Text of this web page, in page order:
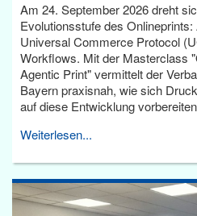
Am 24. September 2026 dreht
Evolutionsstufe des
Universal Commerce Protocol
Workflows. Mit der Masterclass
Agentic Print" vermittelt der
Bayern praxisnah, wie sich
auf diese Entwicklung
Weiterlesen...